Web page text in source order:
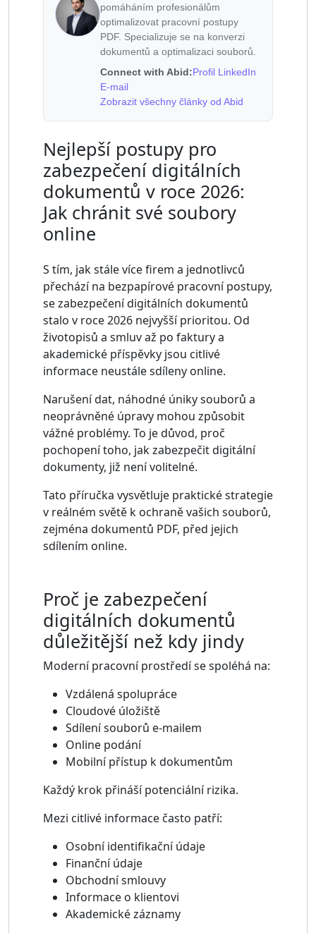
pomáháním profesionálům
optimalizovat pracovní postupy
PDF. Specializuje se na konverzi
dokumentů a optimalizaci souborů.
Connect with Abid:Profil LinkedIn
E-mail
Zobrazit všechny články od Abid
Nejlepší postupy pro
zabezpečení digitálních
dokumentů v roce 2026:
Jak chránit své soubory
online
S tím, jak stále více firem a jednotlivců
přechází na bezpapírové pracovní postupy,
se zabezpečení digitálních dokumentů
stalo v roce 2026 nejvyšší prioritou. Od
životopisů a smluv až po faktury a
akademické příspěvky jsou citlivé
informace neustále sdíleny online.
Narušení dat, náhodné úniky souborů a
neoprávněné úpravy mohou způsobit
vážné problémy. To je důvod, proč
pochopení toho, jak zabezpečit digitální
dokumenty, již není volitelné.
Tato příručka vysvětluje praktické strategie
v reálném světě k ochraně vašich souborů,
zejména dokumentů PDF, před jejich
sdílením online.
Proč je zabezpečení
digitálních dokumentů
důležitější než kdy jindy
Moderní pracovní prostředí se spoléhá na:
Vzdálená spolupráce
Cloudové úložiště
Sdílení souborů e-mailem
Online podání
Mobilní přístup k dokumentům
Každý krok přináší potenciální rizika.
Mezi citlivé informace často patří:
Osobní identifikační údaje
Finanční údaje
Obchodní smlouvy
Informace o klientovi
Akademické záznamy